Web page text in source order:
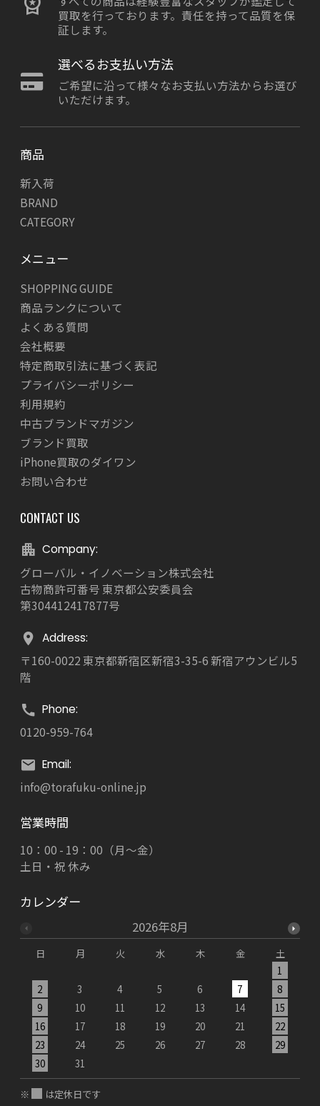
買取を行っております。責任を持って品質を保
証します。
選べるお支払い方法
ご希望に沿って様々なお支払い方法からお選び
いただけます。
CONTACT US
Company:
グローバル・イノベーション株式会社
古物商許可番号 東京都公安委員会
第304412417877号
Address:
〒160-0022 東京都新宿区新宿3-35-6 新宿アウンビル5
階
Phone:
0120-959-764
Email:
info@torafuku-online.jp
商品
新入荷
BRAND
CATEGORY
メニュー
SHOPPING GUIDE
商品ランクについて
よくある質問
会社概要
特定商取引法に基づく表記
プライバシーポリシー
利用規約
中古ブランドマガジン
ブランド買取
iPhone買取のダイワン
お問い合わせ
営業時間
10：00 - 19：00（月～金）
土日・祝 休み
カレンダー
2026年8月
日 月 火 水 木 金
土
1
2
3 4 5 6 7
8
9
10 11 12 13 14
15
16
17 18 19 20 21
22
23
24 25 26 27 28
29
30
31
※ は定休日です